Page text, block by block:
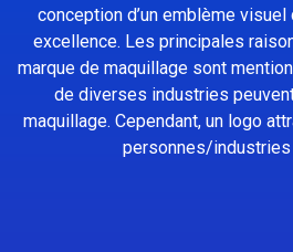
conception d’un emblème
excellence. Les principales
marque de maquillage sont
de diverses industries
maquillage. Cependant, un logo
personnes/industries